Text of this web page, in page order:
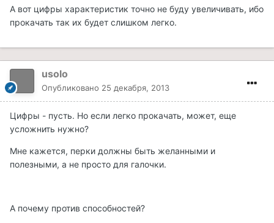
А вот цифры характеристик точно не буду увеличивать, ибо
прокачать так их будет слишком легко.
usolo
Опубликовано 25 декабря, 2013
Цифры - пусть. Но если легко прокачать, может, еще
усложнить нужно?
Мне кажется, перки должны быть желанными и
полезными, а не просто для галочки.
А почему против способностей?